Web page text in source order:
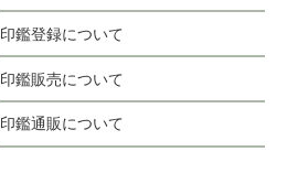
印鑑登録について
印鑑販売について
印鑑通販について